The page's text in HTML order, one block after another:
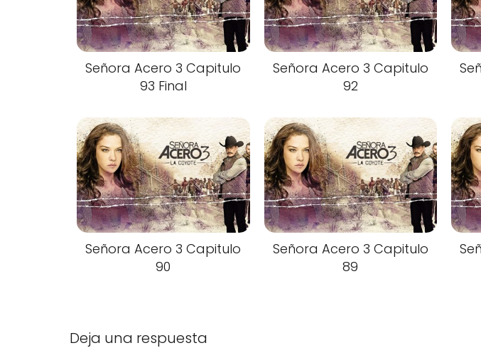
Señora Acero 3 Capitulo
93 Final
Señora Acero 3 Capitulo
92
Señora Acero 3 Capitulo
90
Señora Acero 3 Capitulo
89
Deja una respuesta